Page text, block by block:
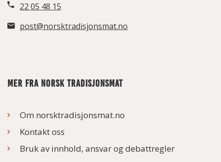
22 05 48 15
post@norsktradisjonsmat.no
MER FRA NORSK TRADISJONSMAT
Om norsktradisjonsmat.no
Kontakt oss
Bruk av innhold, ansvar og debattregler